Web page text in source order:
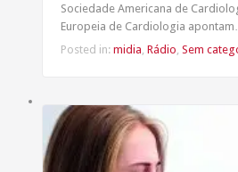
Sociedade Americana de
Europeia de Cardiologia
Posted in: midia, Rádio, Sem